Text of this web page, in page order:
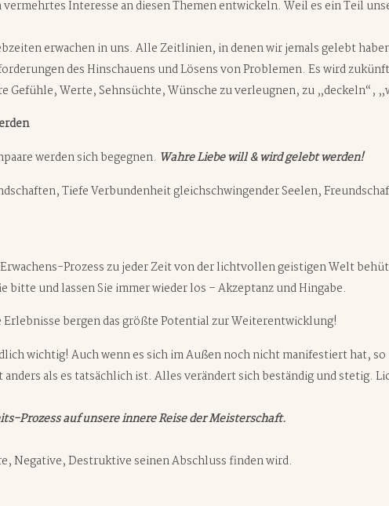
Interesse an diesen Themen entwickeln. Weil es ein Teil
erwachen in uns. Alle Zeitlinien, in denen wir jemals gelebt
des Hinschauens und Lösens von Problemen. Es wird
Gefühle, Werte, Sehnsüchte, Wünsche zu verleugnen, zu „deckeln“,
werden sich begegnen. Wahre Liebe will & wird gelebt werden!
Tiefe Verbundenheit gleichschwingender Seelen,
Prozess zu jeder Zeit von der lichtvollen geistigen Welt
bitte und lassen Sie immer wieder los – Akzeptanz und Hingabe.
Erlebnisse bergen das größte Potential zur Weiterentwicklung!
wichtig! Auch wenn es sich im Außen noch nicht manifestiert hat,
als es tatsächlich ist. Alles verändert sich beständig und stetig.
Prozess auf unsere innere Reise der Meisterschaft.
Negative, Destruktive seinen Abschluss finden wird.